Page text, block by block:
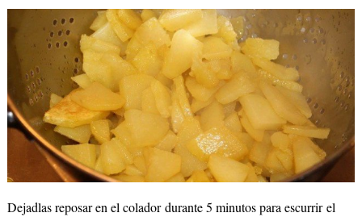
Dejadlas reposar en el colador durante 5 minutos para escurrir el